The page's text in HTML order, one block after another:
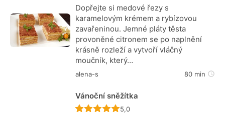
Dopřejte si medové řezy s
karamelovým krémem a rybízovou
zavařeninou. Jemné pláty těsta
provoněné citronem se po naplnění
krásně rozleží a vytvoří vláčný
moučník, který…
alena-s 80 min
Vánoční sněžítka
Recept ještě nebyl hodnocen
5,0